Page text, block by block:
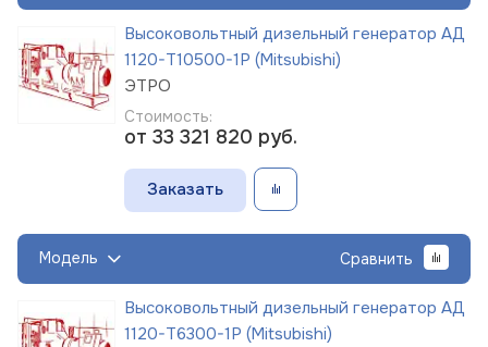
Высоковольтный дизельный генератор АД
1120-Т10500-1Р (Mitsubishi)
ЭТРО
Стоимость:
от 33 321 820 руб.
Заказать
Модель Сравнить
Высоковольтный дизельный генератор АД
1120-Т6300-1Р (Mitsubishi)